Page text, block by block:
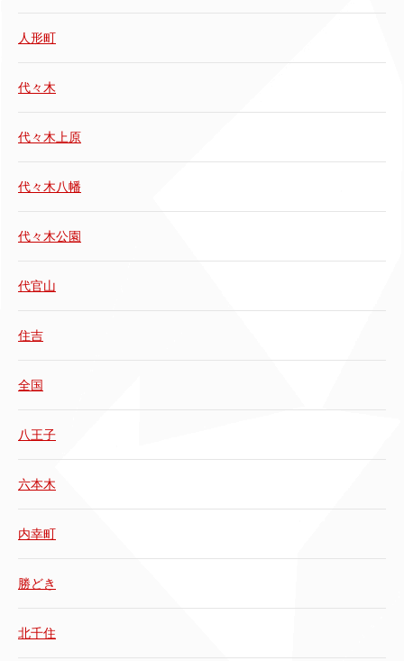
人形町
代々木
代々木上原
代々木八幡
代々木公園
代官山
住吉
全国
八王子
六本木
内幸町
勝どき
北千住